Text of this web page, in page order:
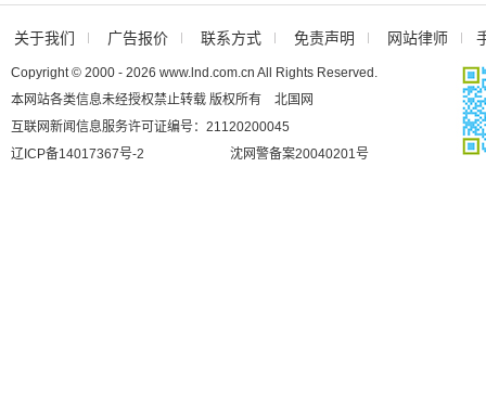
关于我们 广告报价 联系方式 免责声明 网站律师
Copyright © 2000 - 2026 www.lnd.com.cn All Rights Reserved.
本网站各类信息未经授权禁止转载 版权所有 北国网
互联网新闻信息服务许可证编号：21120200045
辽ICP备14017367号-2
沈网警备案20040201号